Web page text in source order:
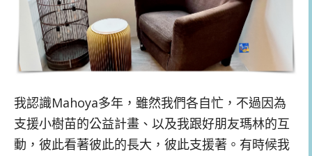
我認識Mahoya多年，雖然我們各自忙，不過因為
支援小樹苗的公益計畫、以及我跟好朋友瑪林的互
動，彼此看著彼此的長大，彼此支援著。有時候我